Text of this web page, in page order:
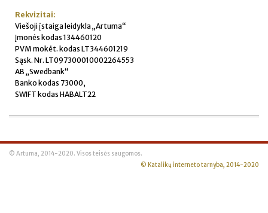
Rekvizitai:
Viešoji įstaiga leidykla „Artuma“
Įmonės kodas 134460120
PVM mokėt. kodas LT344601219
Sąsk. Nr. LT097300010002264553
AB „Swedbank“
Banko kodas 73000,
SWIFT kodas HABALT22
© Artuma, 2014-2020. Visos teisės saugomos.
© Katalikų interneto tarnyba, 2014-2020